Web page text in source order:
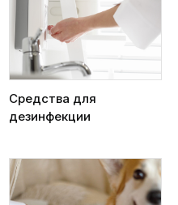
Средства для
дезинфекции